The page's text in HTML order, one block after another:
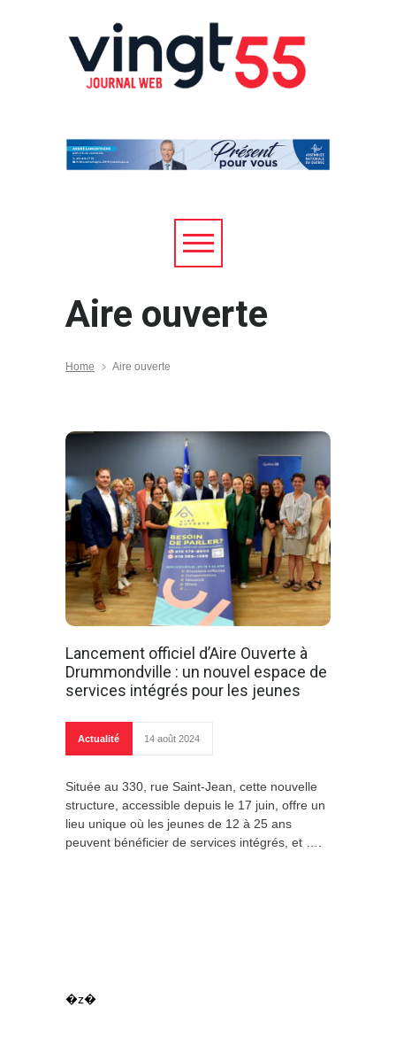
Aire ouverte
Home Aire ouverte
Lancement officiel d’Aire Ouverte à
Drummondville : un nouvel espace de
services intégrés pour les jeunes
Actualité 14 août 2024
Située au 330, rue Saint-Jean, cette nouvelle
structure, accessible depuis le 17 juin, offre un
lieu unique où les jeunes de 12 à 25 ans
peuvent bénéficier de services intégrés, et ….
�z�